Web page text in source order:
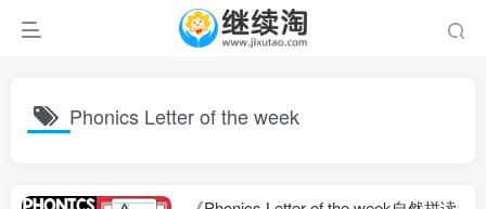
Phonics Letter of the week